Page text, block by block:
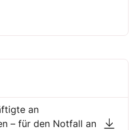
an
– für den Notfall an